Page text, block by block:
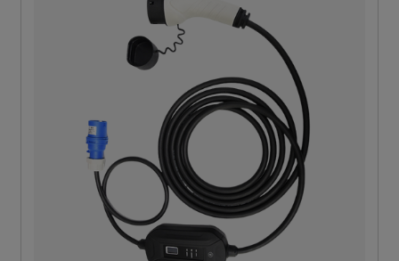
למה אפקון?
למה העמדה הזו?